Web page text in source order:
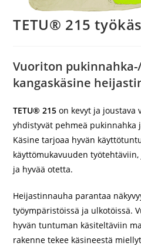
TETU® 215
Vuoriton
kangaskäsine
TETU® 215 on kevyt ja joustava
yhdistyvät pehmeä pukinnahka
Käsine tarjoaa hyvän
käyttömukavuuden
ja hyvää otetta.
Heijastinnauha parantaa
työympäristöissä ja ulkotöissä.
hyvän tuntuman käsiteltäviin
rakenne tekee käsineestä